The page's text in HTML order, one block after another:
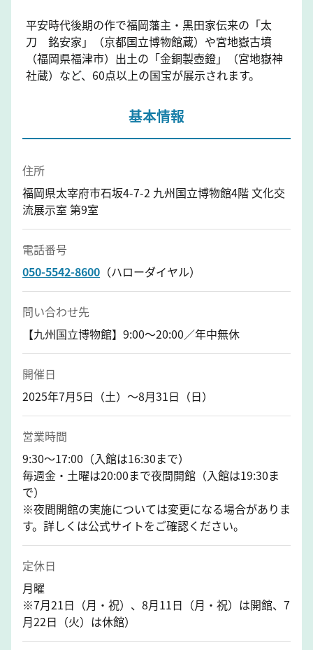
平安時代後期の作で福岡藩主・黒田家伝来の「太
刀 銘安家」（京都国立博物館蔵）や宮地嶽古墳
（福岡県福津市）出土の「金銅製壺鐙」（宮地嶽神
社蔵）など、60点以上の国宝が展示されます。
基本情報
住所
福岡県太宰府市石坂4-7-2 九州国立博物館4階 文化交
流展示室 第9室
電話番号
050-5542-8600 （ハローダイヤル）
問い合わせ先
【九州国立博物館】9:00～20:00／年中無休
開催日
2025年7月5日（土）～8月31日（日）
営業時間
9:30～17:00（入館は16:30まで）
毎週金・土曜は20:00まで夜間開館（入館は19:30ま
で）
※夜間開館の実施については変更になる場合がありま
す。詳しくは公式サイトをご確認ください。
定休日
月曜
※7月21日（月・祝）、8月11日（月・祝）は開館、7
月22日（火）は休館）